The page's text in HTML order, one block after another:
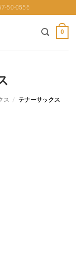
50-0556
0
ス / テナーサックス